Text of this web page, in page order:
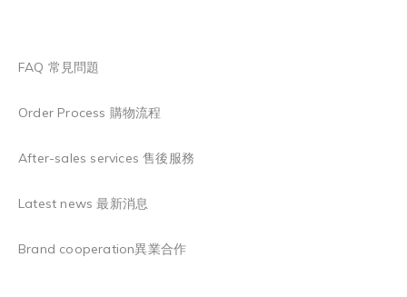
FAQ 常見問題
Order Process 購物流程
After-sales services 售後服務
Latest news 最新消息
Brand cooperation異業合作